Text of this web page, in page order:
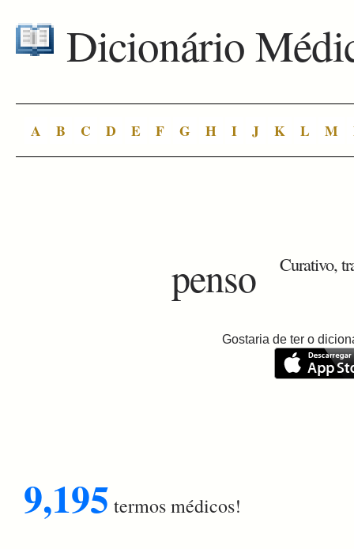
Dicionário
A B C D E F G H I J K L M
penso Curativo,
Gostaria de ter o
9,195 termos médicos!